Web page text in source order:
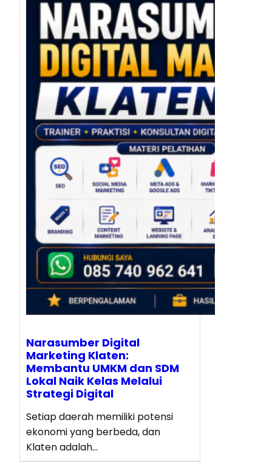
Narasumber Digital
Marketing Klaten:
Membantu UMKM dan SDM
Lokal Naik Kelas Melalui
Strategi Digital
Setiap daerah memiliki potensi
ekonomi yang berbeda, dan
Klaten adalah…